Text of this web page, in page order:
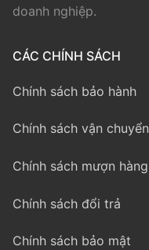
doanh nghiệp.
CÁC CHÍNH SÁCH
Chính sách bảo hành
Chính sách vận chuyển
Chính sách mượn hàng
Chính sách đổi trả
Chính sách bảo mật